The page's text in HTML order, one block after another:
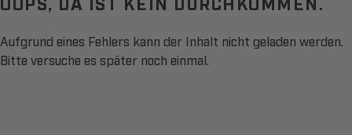
Aufgrund eines Fehlers kann der Inhalt nicht geladen werden.
Bitte versuche es später noch einmal.